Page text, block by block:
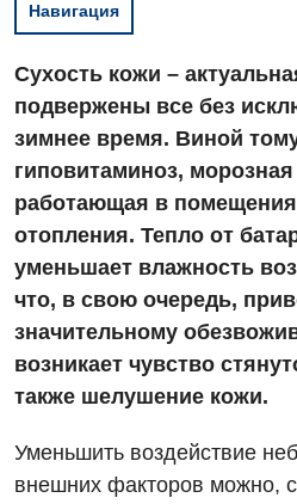
Мероприятия БПР
Диагностика
Навигация
Сухость кожи –
подвержены все без
зимнее время. Виной
гиповитаминоз,
работающая в
отопления. Тепло от
уменьшает влажность
что, в свою очередь,
значительному
возникает чувство
также шелушение кожи.
Уменьшить воздействие
внешних факторов можно,